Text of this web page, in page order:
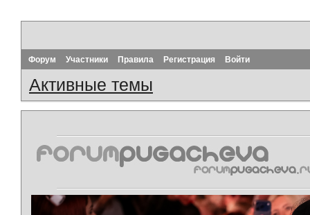
Форум Участники Правила Регистрация Войти
Активные темы